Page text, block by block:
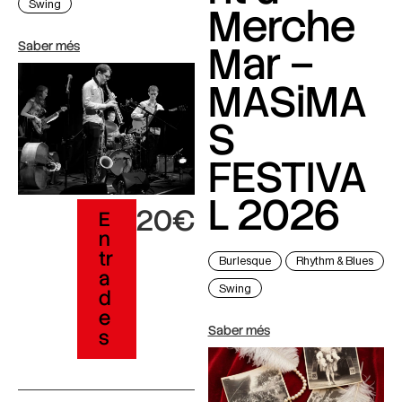
Swing
Saber més
E
n
tr
a
d
e
s
20€
Merche
Mar –
MASiMA
S
FESTIVA
L 2026
Burlesque Rhythm & Blues
Swing
Saber més